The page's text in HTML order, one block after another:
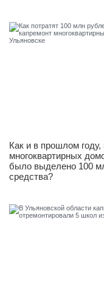
Как и в прошлом
многоквартирных
было выделено 100
средства?